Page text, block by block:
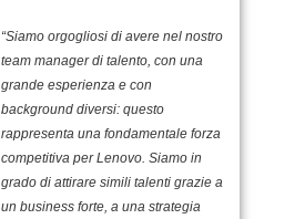
“Siamo orgogliosi di avere nel nostro
team manager di talento, con una
grande esperienza e con
background diversi: questo
rappresenta una fondamentale forza
competitiva per Lenovo. Siamo in
grado di attirare simili talenti grazie a
un business forte, a una strategia